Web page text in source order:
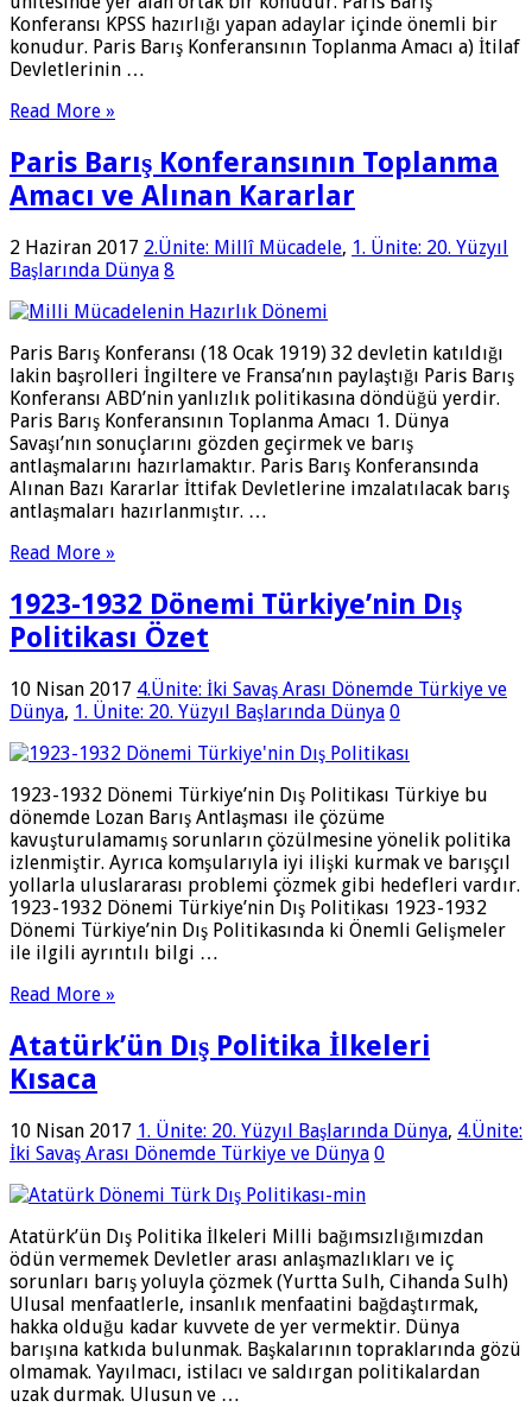
Konferansı KPSS hazırlığı yapan adaylar içinde önemli bir
konudur. Paris Barış Konferansının Toplanma Amacı a) İtilaf
Devletlerinin …
Read More »
Paris Barış Konferansının Toplanma
Amacı ve Alınan Kararlar
2 Haziran 2017 2.Ünite: Millî Mücadele, 1. Ünite: 20. Yüzyıl
Başlarında Dünya 8
Paris Barış Konferansı (18 Ocak 1919) 32 devletin katıldığı
lakin başrolleri İngiltere ve Fransa’nın paylaştığı Paris Barış
Konferansı ABD’nin yanlızlık politikasına döndüğü yerdir.
Paris Barış Konferansının Toplanma Amacı 1. Dünya
Savaşı’nın sonuçlarını gözden geçirmek ve barış
antlaşmalarını hazırlamaktır. Paris Barış Konferansında
Alınan Bazı Kararlar İttifak Devletlerine imzalatılacak barış
antlaşmaları hazırlanmıştır. …
Read More »
1923-1932 Dönemi Türkiye’nin Dış
Politikası Özet
10 Nisan 2017 4.Ünite: İki Savaş Arası Dönemde Türkiye ve
Dünya, 1. Ünite: 20. Yüzyıl Başlarında Dünya 0
1923-1932 Dönemi Türkiye’nin Dış Politikası Türkiye bu
dönemde Lozan Barış Antlaşması ile çözüme
kavuşturulamamış sorunların çözülmesine yönelik politika
izlenmiştir. Ayrıca komşularıyla iyi ilişki kurmak ve barışçıl
yollarla uluslararası problemi çözmek gibi hedefleri vardır.
1923-1932 Dönemi Türkiye’nin Dış Politikası 1923-1932
Dönemi Türkiye’nin Dış Politikasında ki Önemli Gelişmeler
ile ilgili ayrıntılı bilgi …
Read More »
Atatürk’ün Dış Politika İlkeleri
Kısaca
10 Nisan 2017 1. Ünite: 20. Yüzyıl Başlarında Dünya, 4.Ünite:
İki Savaş Arası Dönemde Türkiye ve Dünya 0
Atatürk’ün Dış Politika İlkeleri Milli bağımsızlığımızdan
ödün vermemek Devletler arası anlaşmazlıkları ve iç
sorunları barış yoluyla çözmek (Yurtta Sulh, Cihanda Sulh)
Ulusal menfaatlerle, insanlık menfaatini bağdaştırmak,
hakka olduğu kadar kuvvete de yer vermektir. Dünya
barışına katkıda bulunmak. Başkalarının topraklarında gözü
olmamak. Yayılmacı, istilacı ve saldırgan politikalardan
uzak durmak. Ulusun ve …